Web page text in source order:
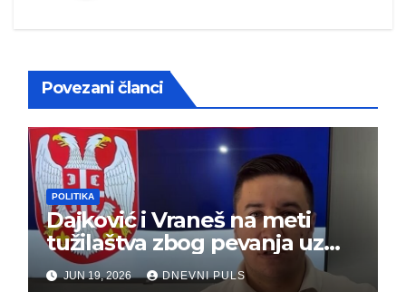
Povezani članci
POLITIKA
Dajković i Vraneš na meti
tužilaštva zbog pevanja uz
gusle
JUN 19, 2026 DNEVNI PULS